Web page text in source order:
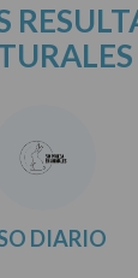
DIARIO